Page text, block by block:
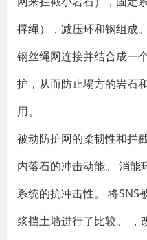
撑绳），减压环和钢组成
钢丝绳网连接并结合成一
护，从而防止塌方的岩石
用。
被动防护网的柔韧性和拦
内落石的冲击动能。 消能
系统的抗冲击性。 将SNS
浆挡土墙进行了比较。 ，